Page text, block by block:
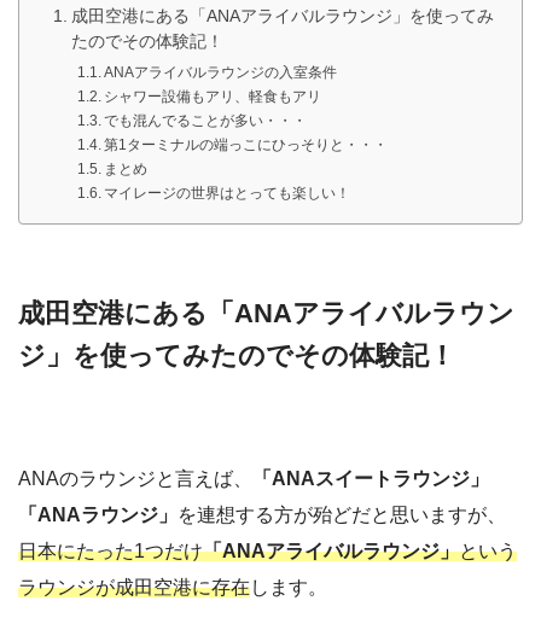
成田空港にある「ANAアライバルラウンジ」を使ってみ
たのでその体験記！
ANAアライバルラウンジの入室条件
シャワー設備もアリ、軽食もアリ
でも混んでることが多い・・・
第1ターミナルの端っこにひっそりと・・・
まとめ
マイレージの世界はとっても楽しい！
成田空港にある「ANAアライバルラウン
ジ」を使ってみたのでその体験記！
ANAのラウンジと言えば、
「ANAスイートラウンジ」
「ANAラウンジ」 を連想する方が殆どだと思いますが、
日本にたった1つだけ「ANAアライバルラウンジ」という
ラウンジが成田空港に存在します。